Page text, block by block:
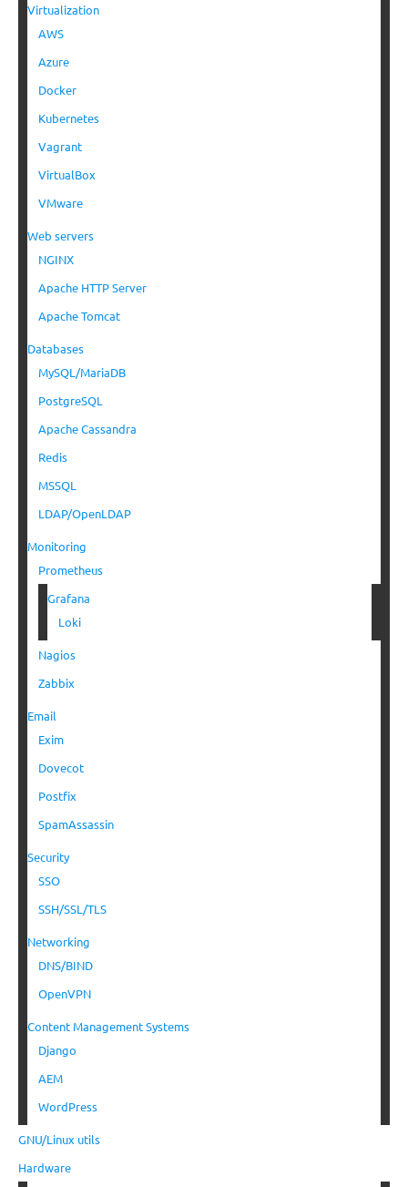
Virtualization
AWS
Azure
Docker
Kubernetes
Vagrant
VirtualBox
VMware
Web servers
NGINX
Apache HTTP Server
Apache Tomcat
Databases
MySQL/MariaDB
PostgreSQL
Apache Cassandra
Redis
MSSQL
LDAP/OpenLDAP
Monitoring
Prometheus
Grafana
Loki
Nagios
Zabbix
Email
Exim
Dovecot
Postfix
SpamAssassin
Security
SSO
SSH/SSL/TLS
Networking
DNS/BIND
OpenVPN
Content Management Systems
Django
AEM
WordPress
GNU/Linux utils
Hardware